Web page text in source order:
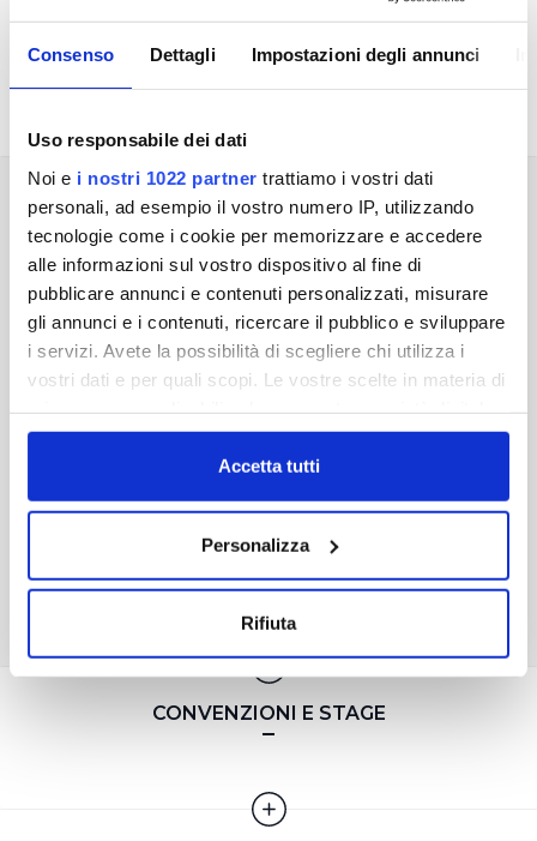
Consenso Dettagli Impostazioni degli annunci
Uso responsabile dei dati
Noi e i nostri 1022 partner trattiamo i vostri dati
personali, ad esempio il vostro numero IP, utilizzando
tecnologie come i cookie per memorizzare e accedere
alle informazioni sul vostro dispositivo al fine di
pubblicare annunci e contenuti personalizzati, misurare
gli annunci e i contenuti, ricercare il pubblico e sviluppare
i servizi. Avete la possibilità di scegliere chi utilizza i
vostri dati e per quali scopi. Le vostre scelte in materia di
in cui avete effettuato le vostre scelte. È possibile
modificare o revocare il proprio consenso in qualsiasi
momento dalla Dichiarazione sui cookie o facendo clic
Con il tuo consenso, vorremmo anche:
raccogliere informazioni sulla tua posizione
attivamente alla ricerca di caratteristiche specifiche
Approfondisci come vengono elaborati i tuoi dati personali
e imposta le tue preferenze nella
Accetta tutti
Personalizza
Rifiuta
Candidatura spontanea per GRUPPO ACEA
REGOLAMENTO RECLUTAMENTO PERSONALE
IlRegolamentoper il reclutamento del personale
è in vigore dal 04/01/2024
CONVENZIONI E STAGE